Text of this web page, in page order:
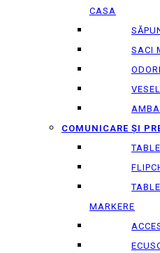
CASA
SACI
COMUNICARE ȘI
MARKERE